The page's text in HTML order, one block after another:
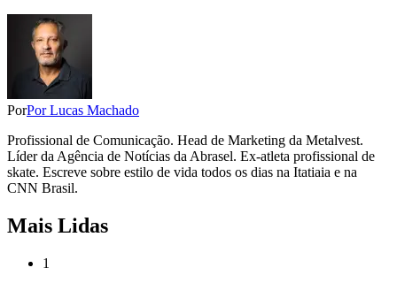
PorPor Lucas Machado
Profissional de Comunicação. Head de Marketing da Metalvest.
Líder da Agência de Notícias da Abrasel. Ex-atleta profissional de
skate. Escreve sobre estilo de vida todos os dias na Itatiaia e na
CNN Brasil.
Mais Lidas
1